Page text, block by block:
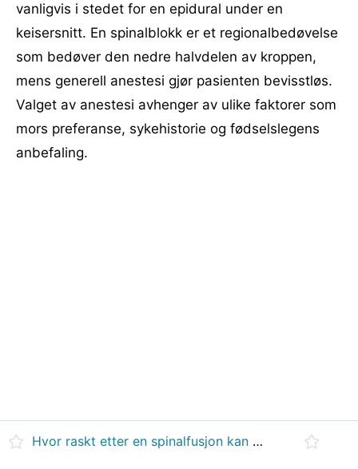
vanligvis i stedet for en epidural under en
keisersnitt. En spinalblokk er et regionalbedøvelse
som bedøver den nedre halvdelen av kroppen,
mens generell anestesi gjør pasienten bevisstløs.
Valget av anestesi avhenger av ulike faktorer som
mors preferanse, sykehistorie og fødselslegens
anbefaling.
Hvor raskt etter en spinalfusjon kan du fly?